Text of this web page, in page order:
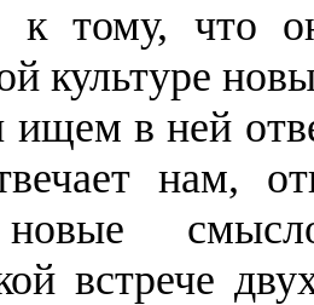
к тому, что
культуре
ищем в ней
нам,
встрече